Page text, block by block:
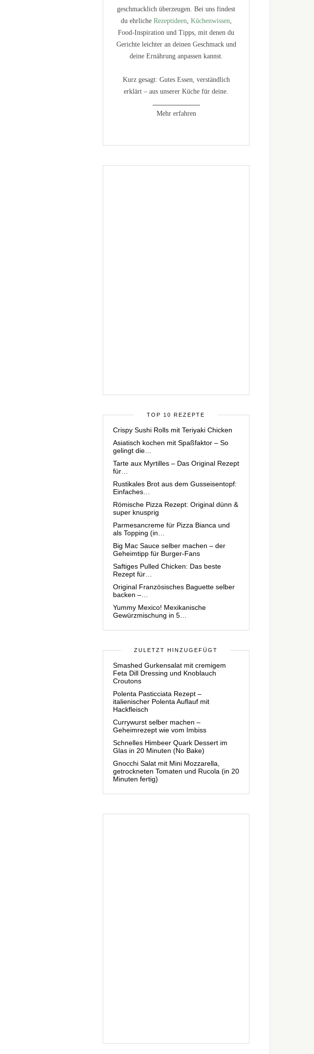
geschmacklich überzeugen. Bei uns findest
du ehrliche Rezeptideen Küchenwissen
Food-Inspiration und Tipps, mit denen du
Gerichte leichter an deinen Geschmack und
deine Ernährung anpassen kannst.
Kurz gesagt: Gutes Essen, verständlich
erklärt – aus unserer Küche für deine.
Mehr erfahren
TOP 10 REZEPTE
Crispy Sushi Rolls mit Teriyaki Chicken
Asiatisch kochen mit Spaßfaktor – So
gelingt die…
Tarte aux Myrtilles – Das Original Rezept
für…
Rustikales Brot aus dem Gusseisentopf:
Einfaches…
Römische Pizza Rezept: Original dünn &
super knusprig
Parmesancreme für Pizza Bianca und
als Topping (in…
Big Mac Sauce selber machen – der
Geheimtipp für Burger-Fans
Saftiges Pulled Chicken: Das beste
Rezept für…
Original Französisches Baguette selber
backen –…
Yummy Mexico! Mexikanische
Gewürzmischung in 5…
ZULETZT HINZUGEFÜGT
Smashed Gurkensalat mit cremigem
Feta Dill Dressing und Knoblauch
Croutons
Polenta Pasticciata Rezept –
italienischer Polenta Auflauf mit
Hackfleisch
Currywurst selber machen –
Geheimrezept wie vom Imbiss
Schnelles Himbeer Quark Dessert im
Glas in 20 Minuten (No Bake)
Gnocchi Salat mit Mini Mozzarella,
getrockneten Tomaten und Rucola (in 20
Minuten fertig)